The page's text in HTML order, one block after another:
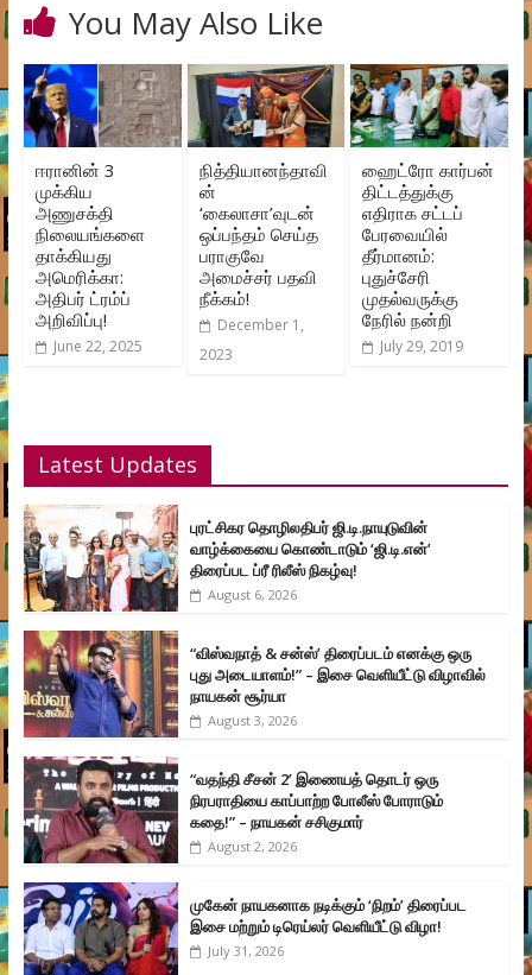
You May Also Like
ஈரானின் 3
முக்கிய
அணுசக்தி
நிலையங்களை
தாக்கியது
அமெரிக்கா:
அதிபர் ட்ரம்ப்
அறிவிப்பு!
June 22, 2025
நித்தியானந்தாவி
ன்
‘கைலாசா’வுடன்
ஒப்பந்தம் செய்த
பராகுவே
அமைச்சர் பதவி
நீக்கம்!
December 1,
2023
ஹைட்ரோ கார்பன்
திட்டத்துக்கு
எதிராக சட்டப்
பேரவையில்
தீர்மானம்:
புதுச்சேரி
முதல்வருக்கு
நேரில் நன்றி
July 29, 2019
Latest Updates
புரட்சிகர தொழிலதிபர் ஜி.டி.நாயுடுவின்
வாழ்க்கையை கொண்டாடும் ‘ஜி.டி.என்’
திரைப்பட ப்ரீ ரிலீஸ் நிகழ்வு!
August 6, 2026
“விஸ்வநாத் & சன்ஸ்’ திரைப்படம் எனக்கு ஒரு
புது அடையாளம்!” – இசை வெளியீட்டு விழாவில்
நாயகன் சூர்யா
August 3, 2026
“வதந்தி சீசன் 2’ இணையத் தொடர் ஒரு
நிரபராதியை காப்பாற்ற போலீஸ் போராடும்
கதை!” – நாயகன் சசிகுமார்
August 2, 2026
முகேன் நாயகனாக நடிக்கும் ‘நிறம்’ திரைப்பட
இசை மற்றும் டிரெய்லர் வெளியீட்டு விழா!
July 31, 2026